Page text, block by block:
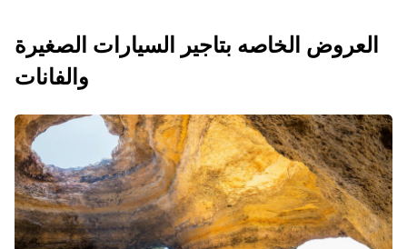
العروض الخاصه بتاجير السيارات الصغيرة
والفانات